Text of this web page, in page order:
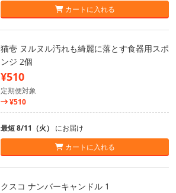
カートに入れる
猫壱 ヌルヌル汚れも綺麗に落とす食器用スポ
ンジ 2個
¥510
定期便対象
¥510
最短 8/11（火） にお届け
カートに入れる
クスコ ナンバーキャンドル 1